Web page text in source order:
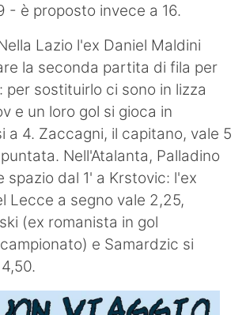
- è proposto invece a 16.
Lazio l'ex Daniel Maldini
la seconda partita di fila per
per sostituirlo ci sono in lizza
e un loro gol si gioca in
a 4. Zaccagni, il capitano, vale 5
Nell'Atalanta, Palladino
spazio dal 1' a Krstovic: l'ex
Lecce a segno vale 2,25,
(ex romanista in gol
campionato) e Samardzic si